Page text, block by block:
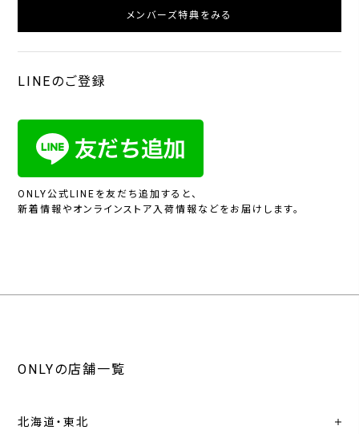
メンバーズ特典をみる
LINEのご登録
ONLY公式LINEを友だち追加すると、
新着情報やオンラインストア入荷情報などをお届けします。
ONLYの店舗一覧
北海道・東北